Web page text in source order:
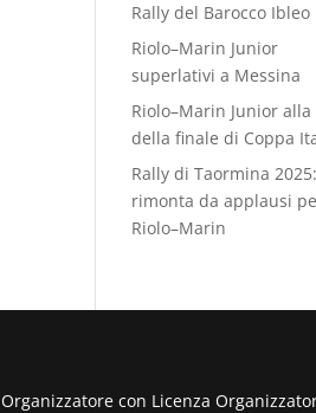
Rally del Barocco Ibleo
Riolo–Marin Junior
superlativi a Messina
Riolo–Marin Junior alla
della finale di Coppa
Rally di Taormina 2025:
rimonta da applausi
Riolo–Marin
Organizzatore con Licenza